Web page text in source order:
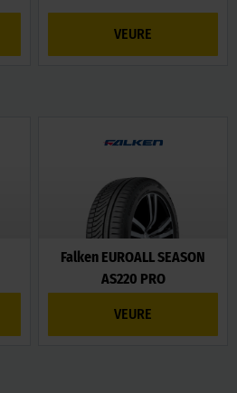
VEURE
Falken EUROALL SEASON
AS220 PRO
VEURE